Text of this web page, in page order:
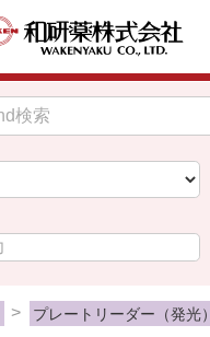
プレートリーダー（発光）